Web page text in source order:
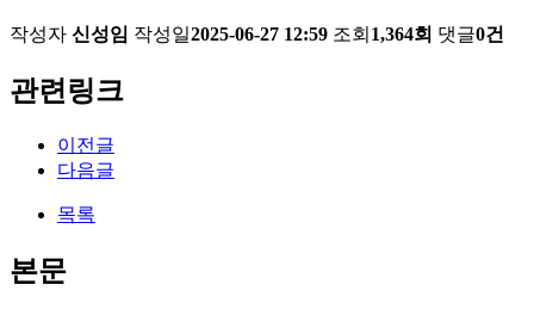
작성자 신성임 작성일2025-06-27 12:59 조회 1,364회 댓글0건
관련링크
이전글
다음글
목록
본문